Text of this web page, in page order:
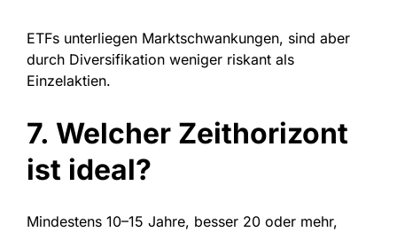
ETFs unterliegen Marktschwankungen, sind aber
durch Diversifikation weniger riskant als
Einzelaktien.
7. Welcher Zeithorizont
ist ideal?
Mindestens 10–15 Jahre, besser 20 oder mehr,